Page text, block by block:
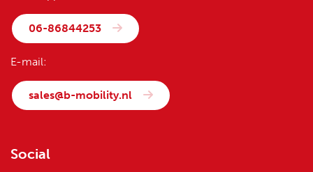
06-86844253
E-mail:
sales@b-mobility.nl
Social